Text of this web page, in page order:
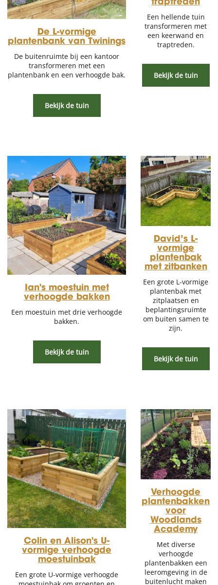
De L-vormige
plantenbank van Twinings
De buitenruimte bij een kantoor
transformeren met een
plantenbank en een verhoogde bak.
Bekijk de tuin
traptreden
Een hellende tuin
transformeren met
een keerwand en
traptreden.
Bekijk de tuin
Ian's moestuin met
verhoogde bakken
Een moestuin met drie verhoogde
bakken.
Bekijk de tuin
David’s L-
vormige
plantenbak
met zitbanken
Een grote L-vormige
plantenbak met
zitplaatsen en
beplantingsruimte
om buiten samen te
zijn.
Bekijk de tuin
Colin en Alison's U-
vormige verhoogde
moestuinbak
Een grote U-vormige verhoogde
Verhoogde
plantenbakken
voor
Woodlands
Academy
Met diverse
verhoogde
plantenbakken een
leeromgeving in de
buitenlucht maken